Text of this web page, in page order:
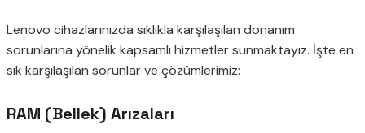
Lenovo cihazlarınızda sıklıkla karşılaşılan donanım
sorunlarına yönelik kapsamlı hizmetler sunmaktayız. İşte en
sık karşılaşılan sorunlar ve çözümlerimiz:
RAM (Bellek) Arızaları